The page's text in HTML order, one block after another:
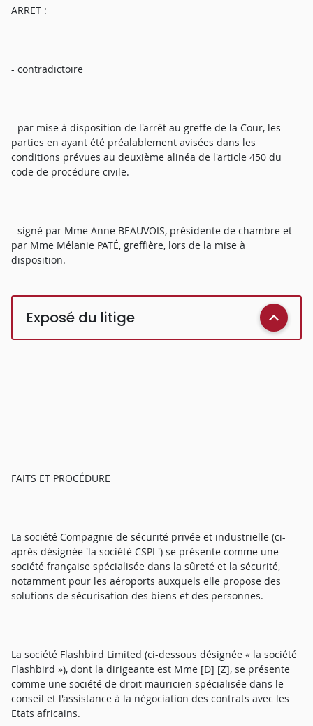
ARRET :
- contradictoire
- par mise à disposition de l'arrêt au greffe de la Cour, les
parties en ayant été préalablement avisées dans les
conditions prévues au deuxième alinéa de l'article 450 du
code de procédure civile.
- signé par Mme Anne BEAUVOIS, présidente de chambre et
par Mme Mélanie PATÉ, greffière, lors de la mise à
disposition.
Exposé du litige
FAITS ET PROCÉDURE
La société Compagnie de sécurité privée et industrielle (ci-
après désignée 'la société CSPI ') se présente comme une
société française spécialisée dans la sûreté et la sécurité,
notamment pour les aéroports auxquels elle propose des
solutions de sécurisation des biens et des personnes.
La société Flashbird Limited (ci-dessous désignée « la société
Flashbird »), dont la dirigeante est Mme [D] [Z], se présente
comme une société de droit mauricien spécialisée dans le
conseil et l'assistance à la négociation des contrats avec les
Etats africains.